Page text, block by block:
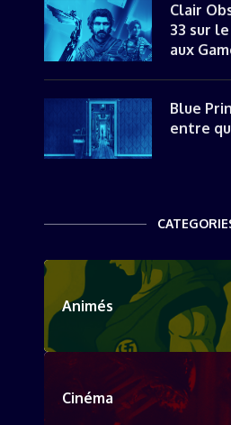
Clair
33 sur
aux
Blue
entre
Animés
Cinéma